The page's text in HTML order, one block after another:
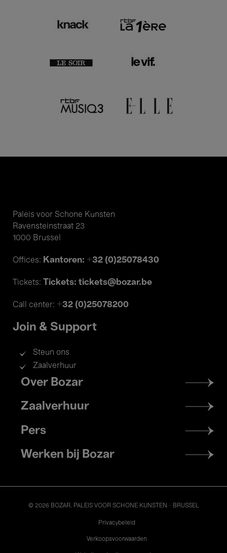
Paleis voor Schone Kunsten
Ravensteinstraat 23
1000 Brussel
Offices: Kantoren: +32 (0)25078430
Tickets: Tickets: tickets@bozar.be
Call center: +32 (0)25078200
Join & Support
Steun ons
Zaalverhuur
Footer
menu
Over Bozar
Zaalverhuur
Pers
Werken bij Bozar
© 2026 BOZAR. PALEIS VOOR SCHONE KUNSTEN - BRUSSEL
Privacybeleid
Verkoopsvoorwaarden